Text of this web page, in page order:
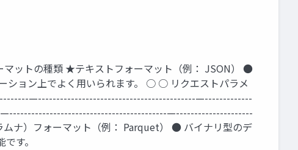
ットの種類 ★テキストフォーマット（例： JSON） ●
ション上でよく用いられます。 ○ ○ リクエストパラメ
—-------------------------------------------—-------------
—---------------------
）フォーマット（例： Parquet） ● バイナリ型のデ
す。